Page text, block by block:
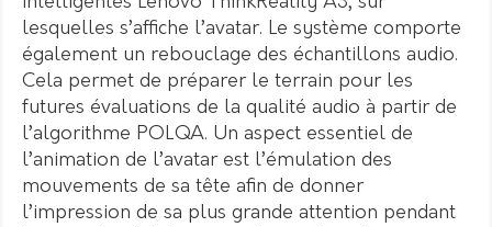
lesquelles s’affiche l’avatar. Le système comporte
également un rebouclage des échantillons audio.
Cela permet de préparer le terrain pour les
futures évaluations de la qualité audio à partir de
l’algorithme POLQA. Un aspect essentiel de
l’animation de l’avatar est l’émulation des
mouvements de sa tête afin de donner
l’impression de sa plus grande attention pendant